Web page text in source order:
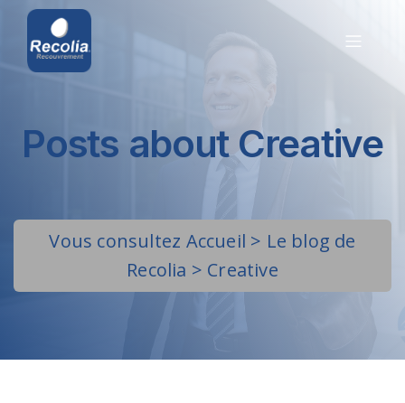
Posts about Creative
Vous consultez Accueil > Le blog de
Recolia > Creative